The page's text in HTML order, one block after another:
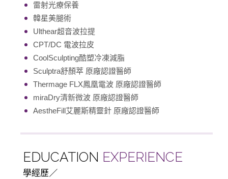
雷射光療保養
韓星美腿術
Ulthear超音波拉提
CPT/DC 電波拉皮
CoolSculpting酷塑冷凍減脂
Sculptra舒顏萃 原廠認證醫師
Thermage FLX鳳凰電波 原廠認證醫師
miraDry清新微波 原廠認證醫師
AestheFill艾麗斯精靈針 原廠認證醫師
EDUCATION EXPERIENCE
學經歷